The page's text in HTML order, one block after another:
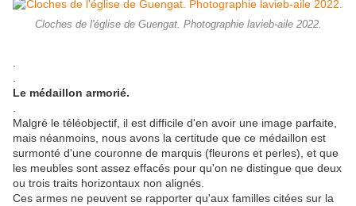
Cloches de l'église de Guengat. Photographie lavieb-aile 2022.
Le médaillon armorié.
Malgré le téléobjectif, il est difficile d'en avoir une image parfaite,
mais néanmoins, nous avons la certitude que ce médaillon est
surmonté d'une couronne de marquis (fleurons et perles), et que
les meubles sont assez effacés pour qu'on ne distingue que deux
ou trois traits horizontaux non alignés.
Ces armes ne peuvent se rapporter qu'aux familles citées sur la